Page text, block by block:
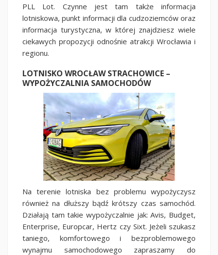
PLL Lot. Czynne jest tam także informacja
lotniskowa, punkt informacji dla cudzoziemców oraz
informacja turystyczna, w której znajdziesz wiele
ciekawych propozycji odnośnie atrakcji Wrocławia i
regionu.
LOTNISKO WROCŁAW STRACHOWICE –
WYPOŻYCZALNIA SAMOCHODÓW
Na terenie lotniska bez problemu wypożyczysz
również na dłuższy bądź krótszy czas samochód.
Działają tam takie wypożyczalnie jak: Avis, Budget,
Enterprise, Europcar, Hertz czy Sixt. Jeżeli szukasz
taniego, komfortowego i bezproblemowego
wynajmu samochodowego zapraszamy do